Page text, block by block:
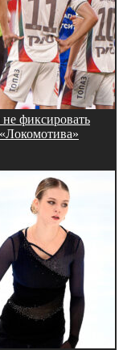
фиксировать